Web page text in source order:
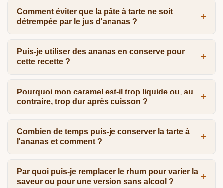
Comment éviter que la pâte à tarte ne soit
détrempée par le jus d'ananas ?
Puis-je utiliser des ananas en conserve pour
cette recette ?
Pourquoi mon caramel est-il trop liquide ou, au
contraire, trop dur après cuisson ?
Combien de temps puis-je conserver la tarte à
l'ananas et comment ?
Par quoi puis-je remplacer le rhum pour varier la
saveur ou pour une version sans alcool ?